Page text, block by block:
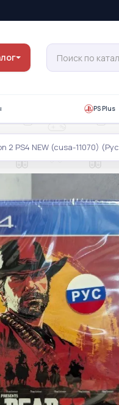
PS Plus
2 PS4 NEW (cusa-11070)